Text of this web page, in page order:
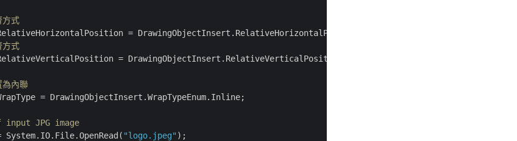
式
式
= DrawingObjectInsert.RelativeVerticalPositionEnum.Margin;
內聯
= DrawingObjectInsert.WrapTypeEnum.Inline;
JPG image
"logo.jpeg" );